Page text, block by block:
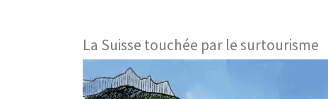
La Suisse touchée par le surtourisme